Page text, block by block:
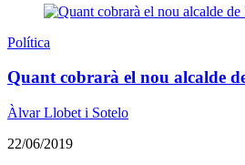
Política
Quant cobrarà el nou alcalde
Àlvar Llobet i Sotelo
22/06/2019